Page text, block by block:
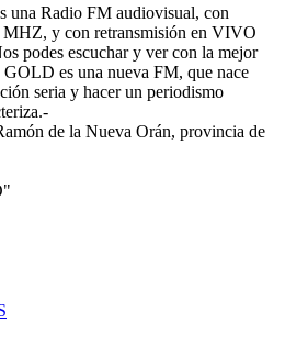
Radio FM audiovisual, con
y con retransmisión en VIVO
podes escuchar y ver con la mejor
es una nueva FM, que nace
seria y hacer un periodismo
de la Nueva Orán, provincia de